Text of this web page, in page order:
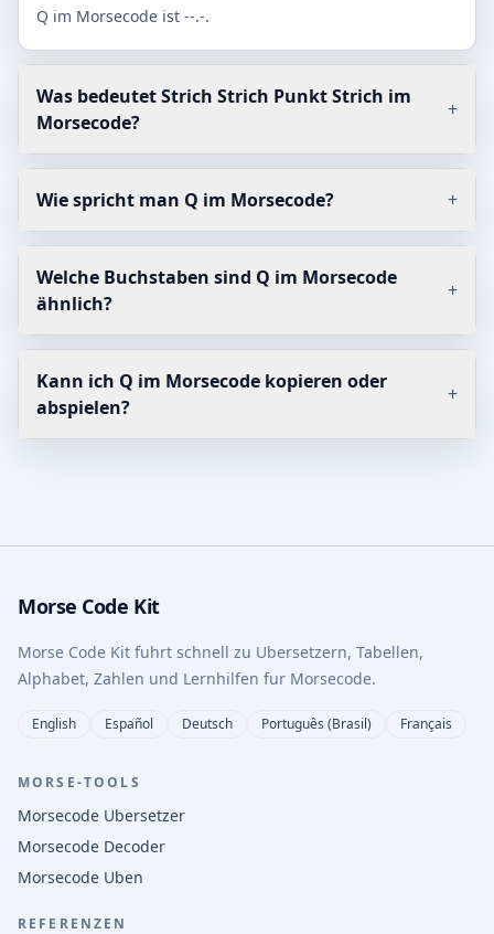
Q im Morsecode ist --.-.
Was bedeutet Strich Strich Punkt Strich im
Morsecode?
+
Wie spricht man Q im Morsecode? +
Welche Buchstaben sind Q im Morsecode
ähnlich?
+
Kann ich Q im Morsecode kopieren oder
abspielen?
+
Morse Code Kit
Morse Code Kit fuhrt schnell zu Ubersetzern, Tabellen,
Alphabet, Zahlen und Lernhilfen fur Morsecode.
English Español Deutsch Português (Brasil) Français
MORSE-TOOLS
Morsecode Ubersetzer
Morsecode Decoder
Morsecode Uben
REFERENZEN